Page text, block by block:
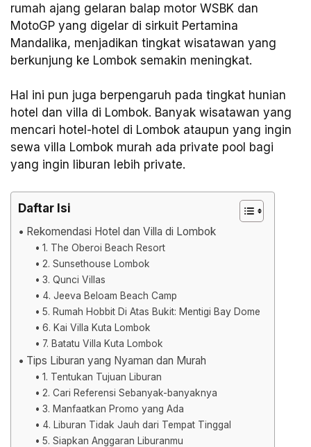
rumah ajang gelaran balap motor WSBK dan
MotoGP yang digelar di sirkuit Pertamina
Mandalika, menjadikan tingkat wisatawan yang
berkunjung ke Lombok semakin meningkat.
Hal ini pun juga berpengaruh pada tingkat hunian
hotel dan villa di Lombok. Banyak wisatawan yang
mencari hotel-hotel di Lombok ataupun yang ingin
sewa villa Lombok murah ada private pool bagi
yang ingin liburan lebih private.
Daftar Isi
Rekomendasi Hotel dan Villa di Lombok
1. The Oberoi Beach Resort
2. Sunsethouse Lombok
3. Qunci Villas
4. Jeeva Beloam Beach Camp
5. Rumah Hobbit Di Atas Bukit: Mentigi Bay Dome
6. Kai Villa Kuta Lombok
7. Batatu Villa Kuta Lombok
Tips Liburan yang Nyaman dan Murah
1. Tentukan Tujuan Liburan
2. Cari Referensi Sebanyak-banyaknya
3. Manfaatkan Promo yang Ada
4. Liburan Tidak Jauh dari Tempat Tinggal
5. Siapkan Anggaran Liburanmu